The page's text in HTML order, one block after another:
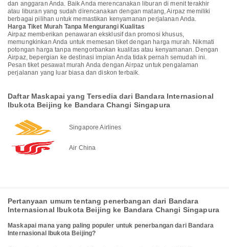
dan anggaran Anda. Baik Anda merencanakan liburan di menit terakhir
atau liburan yang sudah direncanakan dengan matang, Airpaz memiliki
berbagai pilihan untuk memastikan kenyamanan perjalanan Anda.
Harga Tiket Murah Tanpa Mengurangi Kualitas
Airpaz memberikan penawaran eksklusif dan promosi khusus,
memungkinkan Anda untuk memesan tiket dengan harga murah. Nikmati
potongan harga tanpa mengorbankan kualitas atau kenyamanan. Dengan
Airpaz, bepergian ke destinasi impian Anda tidak pernah semudah ini.
Pesan tiket pesawat murah Anda dengan Airpaz untuk pengalaman
perjalanan yang luar biasa dan diskon terbaik.
Daftar Maskapai yang Tersedia dari Bandara Internasional
Ibukota Beijing ke Bandara Changi Singapura
Singapore Airlines
Air China
Pertanyaan umum tentang penerbangan dari Bandara
Internasional Ibukota Beijing ke Bandara Changi Singapura
Maskapai mana yang paling populer untuk penerbangan dari Bandara
Internasional Ibukota Beijing?